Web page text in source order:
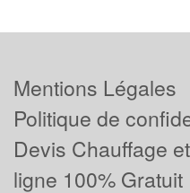
Mentions Légales
Politique de
Devis Chauffage
ligne 100% Gratuit